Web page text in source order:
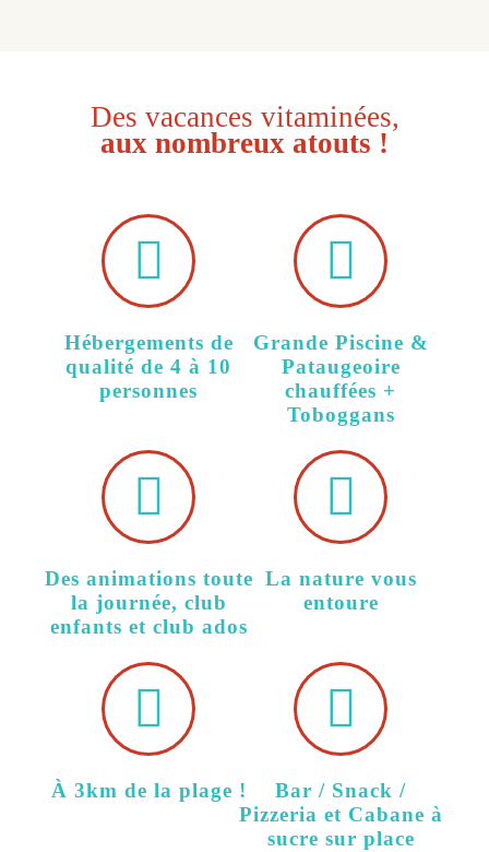
Des vacances vitaminées,
aux nombreux atouts !
Hébergements de
qualité de 4 à 10
personnes
Grande Piscine &
Pataugeoire
chauffées +
Toboggans
Des animations toute
la journée, club
enfants et club ados
La nature vous
entoure
À 3km de la plage !
Bar / Snack /
Pizzeria et Cabane à
sucre sur place